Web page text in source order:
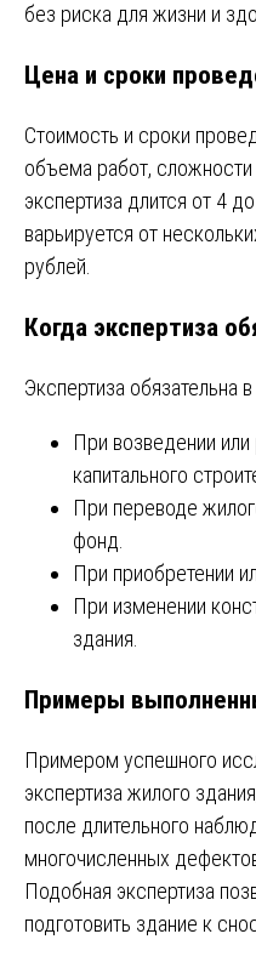
без риска для жизни и
Цена и сроки
Стоимость и сроки
объема работ,
экспертиза длится от 4
варьируется от
рублей.
Когда экспертиза
Экспертиза обязательна
При возведении
капитального
При переводе
фонд.
При приобретении
При изменении
здания.
Примеры
Примером успешного
экспертиза жилого
после длительного
многочисленных
Подобная экспертиза
подготовить здание к